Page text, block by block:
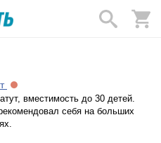
вместимость до 30 детей.
себя на больших